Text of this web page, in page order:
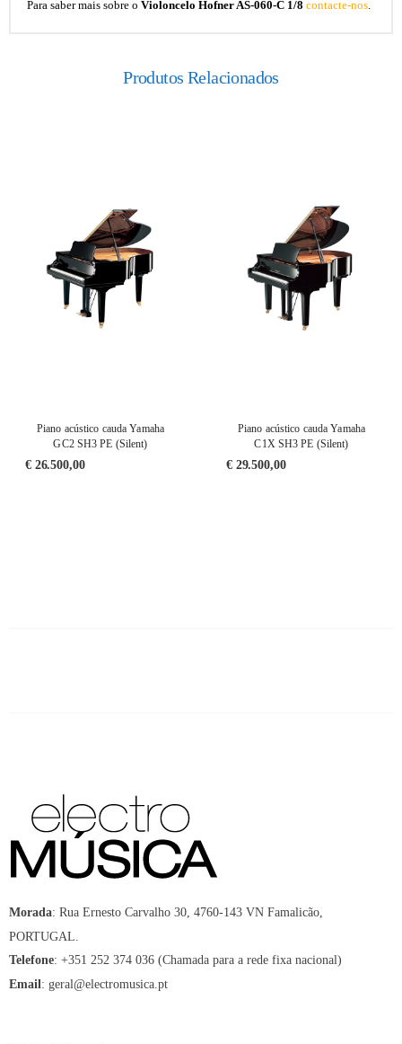
Para saber mais sobre o Violoncelo Hofner AS-060-C 1/8 contacte-nos
Produtos Relacionados
Piano acústico cauda Yamaha
GC2 SH3 PE (Silent)
€26.500,00
Piano acústico cauda Yamaha
C1X SH3 PE (Silent)
€29.500,00
Morada: Rua Ernesto Carvalho 30, 4760-143 VN Famalicão,
PORTUGAL.
Telefone: +351 252 374 036 (Chamada para a rede fixa nacional)
Email : geral@electromusica.pt